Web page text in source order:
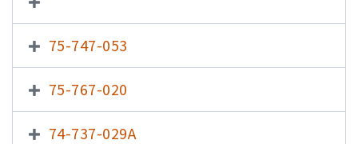
75-747-053
75-767-020
74-737-029A